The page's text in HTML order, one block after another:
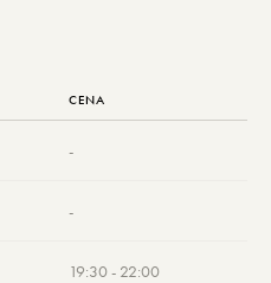
CENA
-
-
19:30 - 22:00